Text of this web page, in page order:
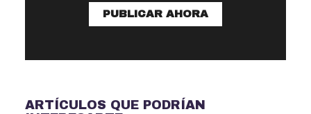
PUBLICAR AHORA
ARTÍCULOS QUE PODRÍAN